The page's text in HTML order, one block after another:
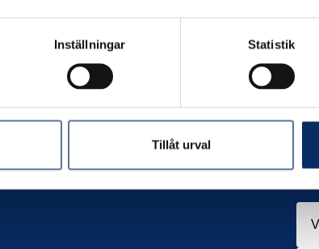
Inställningar Statistik
Tillåt urval